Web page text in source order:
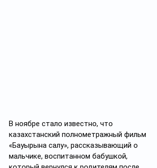
В ноябре стало известно, что
казахстанский полнометражный фильм
«Бауырына салу», рассказывающий о
мальчике, воспитанном бабушкой,